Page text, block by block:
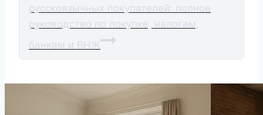
русскоязычных покупателей: полное
руководство по покупке, налогам,
банкам и ВНЖ